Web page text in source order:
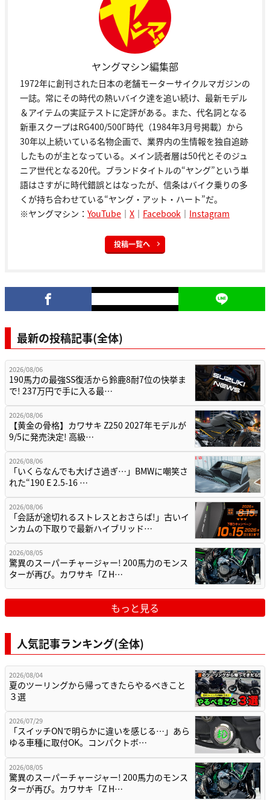
ヤングマシン編集部
1972年に創刊された日本の老舗モーターサイクルマガジンの
一誌。常にその時代の熱いバイク達を追い続け、最新モデル
＆アイテムの実証テストに定評がある。また、代名詞となる
新車スクープはRG400/500Γ時代（1984年3月号掲載）から
30年以上続いている名物企画で、業界内の生情報を独自追跡
したものが主となっている。メイン読者層は50代とそのジュ
ニア世代となる20代。ブランドタイトルの“ヤング”という単
語はさすがに時代錯誤とはなったが、信条はバイク乗りの多
くが持ち合わせている“ヤング・アット・ハート”だ。
※ヤングマシン： YouTube ｜ X ｜ Facebook ｜ Instagram
投稿一覧へ
最新の投稿記事(全体)
2026/08/06
190馬力の最強SS復活から鈴鹿8耐7位の快挙ま
で! 237万円で手に入る最…
2026/08/06
【黄金の骨格】カワサキ Z250 2027年モデルが
9/5に発売決定! 高級…
2026/08/06
「いくらなんでも大げさ過ぎ…」BMWに嘲笑さ
れた“190 E 2.5-16 …
2026/08/06
「会話が途切れるストレスとおさらば!」古いイ
ンカムの下取りで最新ハイブリッド…
2026/08/05
驚異のスーパーチャージャー! 200馬力のモンス
ターが再び。カワサキ「Z H…
もっと見る
人気記事ランキング(全体)
2026/08/04
夏のツーリングから帰ってきたらやるべきこと
３選
2026/07/29
「スイッチONで明らかに違いを感じる…」あら
ゆる車種に取付OK。コンパクトボ…
2026/08/05
驚異のスーパーチャージャー! 200馬力のモンス
ターが再び。カワサキ「Z H…